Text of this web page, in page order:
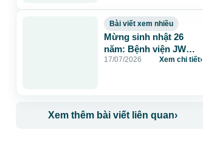
Bài viết xem nhiều
Mừng sinh nhật 26
năm: Bệnh viện JW
tặng 260 suất thẩm mỹ
17/07/2026 Xem chi tiết›
Xem thêm bài viết liên quan›